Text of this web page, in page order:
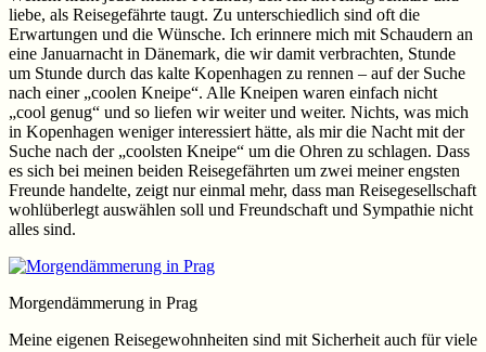
liebe, als Reisegefährte taugt. Zu unterschiedlich sind oft die
Erwartungen und die Wünsche. Ich erinnere mich mit Schaudern an
eine Januarnacht in Dänemark, die wir damit verbrachten, Stunde
um Stunde durch das kalte Kopenhagen zu rennen – auf der Suche
nach einer „coolen Kneipe“. Alle Kneipen waren einfach nicht
„cool genug“ und so liefen wir weiter und weiter. Nichts, was mich
in Kopenhagen weniger interessiert hätte, als mir die Nacht mit der
Suche nach der „coolsten Kneipe“ um die Ohren zu schlagen. Dass
es sich bei meinen beiden Reisegefährten um zwei meiner engsten
Freunde handelte, zeigt nur einmal mehr, dass man Reisegesellschaft
wohlüberlegt auswählen soll und Freundschaft und Sympathie nicht
alles sind.
Morgendämmerung in Prag
Meine eigenen Reisegewohnheiten sind mit Sicherheit auch für viele